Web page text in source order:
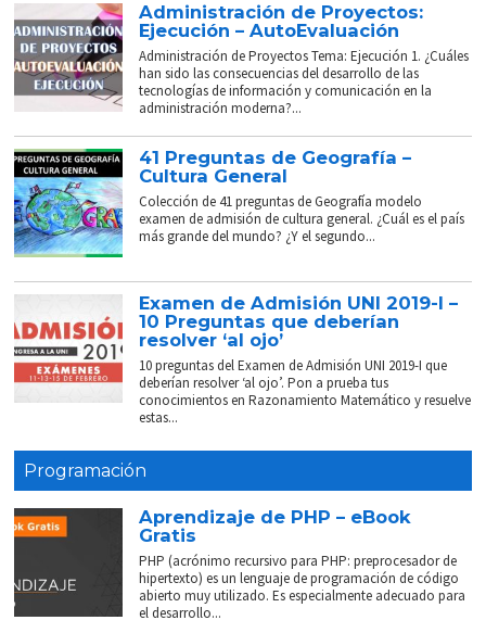
Administración de Proyectos:
Ejecución – AutoEvaluación
Administración de Proyectos Tema: Ejecución 1. ¿Cuáles
han sido las consecuencias del desarrollo de las
tecnologías de información y comunicación en la
administración moderna?...
41 Preguntas de Geografía –
Cultura General
Colección de 41 preguntas de Geografía modelo
examen de admisión de cultura general. ¿Cuál es el país
más grande del mundo? ¿Y el segundo...
Examen de Admisión UNI 2019-I –
10 Preguntas que deberían
resolver ‘al ojo’
10 preguntas del Examen de Admisión UNI 2019-I que
deberían resolver ‘al ojo’. Pon a prueba tus
conocimientos en Razonamiento Matemático y resuelve
estas...
Programación
Aprendizaje de PHP – eBook
Gratis
PHP (acrónimo recursivo para PHP: preprocesador de
hipertexto) es un lenguaje de programación de código
abierto muy utilizado. Es especialmente adecuado para
el desarrollo...